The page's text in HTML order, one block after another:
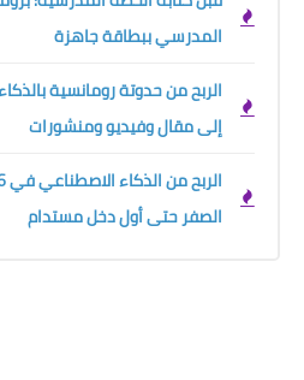
المدرسي ببطاقة جاهزة
الربح من حدوتة رومانسية
إلى مقال وفيديو ومنشورات
الصفر حتى أول دخل مستدام